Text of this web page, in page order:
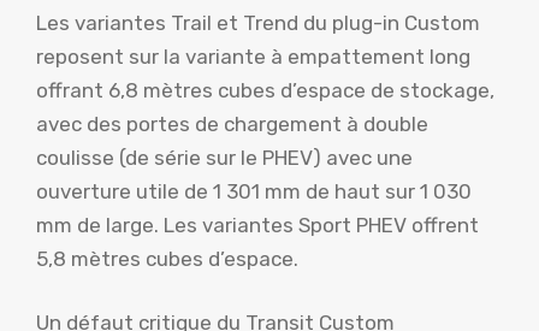
Les variantes Trail et Trend du plug-in Custom
reposent sur la variante à empattement long
offrant 6,8 mètres cubes d’espace de stockage,
avec des portes de chargement à double
coulisse (de série sur le PHEV) avec une
ouverture utile de 1 301 mm de haut sur 1 030
mm de large. Les variantes Sport PHEV offrent
5,8 mètres cubes d’espace.
Un défaut critique du Transit Custom